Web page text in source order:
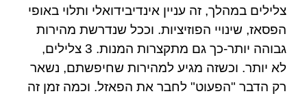
צלילים במהלך, זה עניין אינדיבידואלי ותלוי באופי
הפסאז, שינויי הפוזיציות. וככל שנדרשת מהירות
גבוהה יותר-כך גם מתקצרות המנות. 3 צלילים,
לא יותר. וכשזה מגיע למהירות שחיפשתם, נשאר
רק הדבר "הפעוט" לחבר את הפאזל. וכמה זמן זה